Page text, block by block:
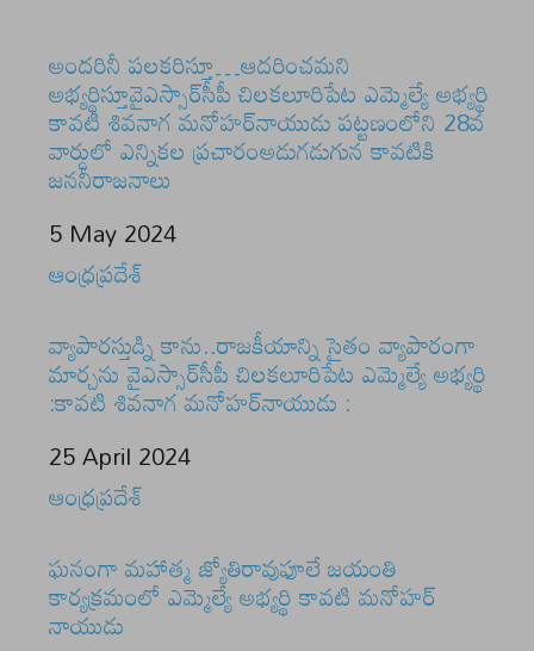
అందరినీ పలకరిస్తూ…ఆదరించమని
అభ్యర్థిస్తూవైఎస్సార్‌సీపీ చిలకలూరిపేట ఎమ్మెల్యే అభ్యర్థి
కావటి శివనాగ మనోహర్‌నాయుడు పట్టణంలోని 28వ
వార్డులో ఎన్నికల ప్రచారంఅడుగడుగున కావటికి
జననీరాజనాలు
Date
5 May 2024
In relation to
ఆంధ్రప్రదేశ్
వ్యాపారస్తుడ్ని కాను..రాజకీయాన్ని సైతం వ్యాపారంగా
మార్చను వైఎస్సార్‌సీపీ చిలకలూరిపేట ఎమ్మెల్యే అభ్యర్థి
:కావటి శివనాగ మనోహర్‌నాయుడు :
Date
25 April 2024
In relation to
ఆంధ్రప్రదేశ్
ఘనంగా మహాత్మ జ్యోతిరావుఫూలే జయంతి
కార్యక్రమంలో ఎమ్మెల్యే అభ్యర్థి కావటి మనోహర్
నాయుడు